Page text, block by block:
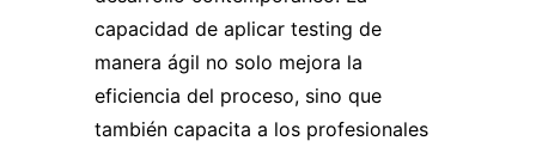
capacidad de aplicar testing de
manera ágil no solo mejora la
eficiencia del proceso, sino que
también capacita a los profesionales